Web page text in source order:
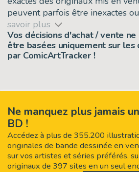
peuvent parfois être inexactes
savoir plus
Vos décisions d'achat / vente
être basées uniquement sur les
par ComicArtTracker !
Ne manquez plus jamais
BD !
Accédez à plus de 355.200
originales de bande dessinée en
sur vos artistes et séries préférés,
originaux de 397 sites en un seul